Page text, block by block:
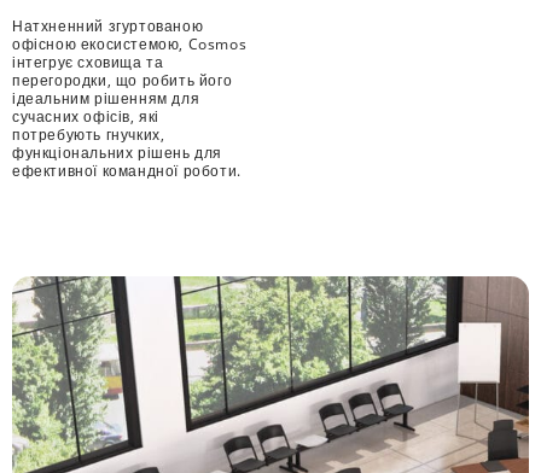
Натхненний згуртованою
офісною екосистемою, Cosmos
інтегрує сховища та
перегородки, що робить його
ідеальним рішенням для
сучасних офісів, які
потребують гнучких,
функціональних рішень для
ефективної командної роботи.